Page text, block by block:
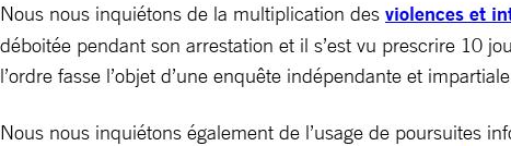
Nous nous inquiétons de la multiplication des violences et
déboitée pendant son arrestation et il s’est vu prescrire 10
l’ordre fasse l’objet d’une enquête indépendante et
Nous nous inquiétons également de l’usage de poursuites